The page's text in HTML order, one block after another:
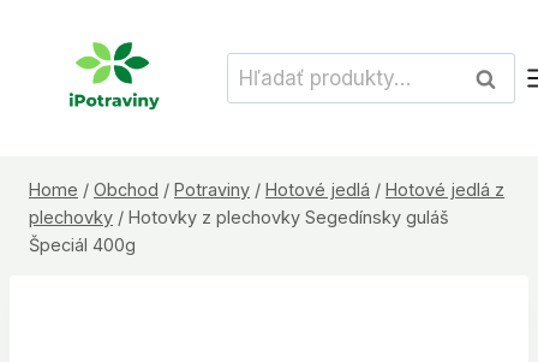
Hľadať:
Home / Obchod / Potraviny / Hotové jedlá / Hotové jedlá z
plechovky / Hotovky z plechovky Segedínsky guláš
Špeciál 400g